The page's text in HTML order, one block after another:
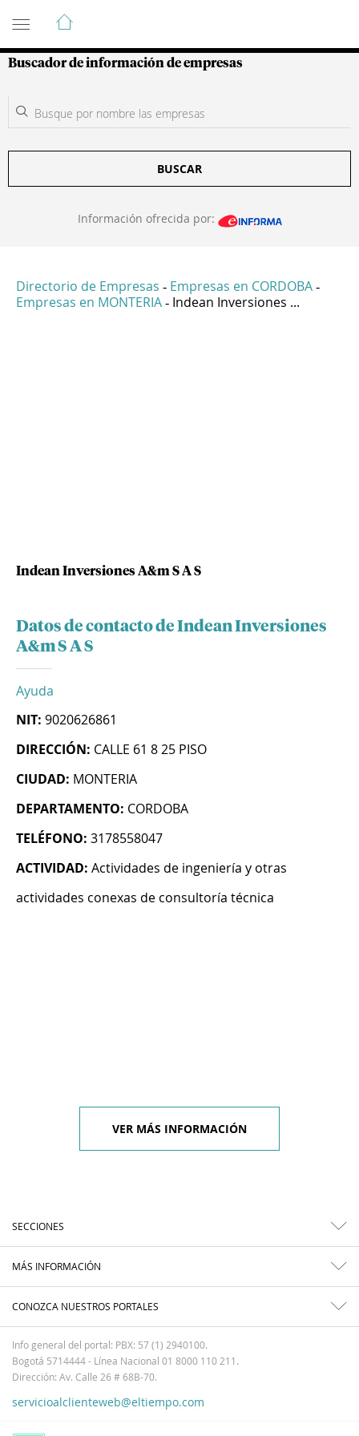
Guía de Empresas Colombianas
Buscador de información de empresas
BUSCAR
Información ofrecida por:
Directorio de Empresas - Empresas en CORDOBA -
Empresas en MONTERIA - Indean Inversiones ...
Indean Inversiones A&m S A S
Datos de contacto de Indean Inversiones
A&m S A S
Ayuda
NIT: 9020626861
DIRECCIÓN: CALLE 61 8 25 PISO
CIUDAD: MONTERIA
DEPARTAMENTO: CORDOBA
TELÉFONO: 3178558047
ACTIVIDAD: Actividades de ingeniería y otras
actividades conexas de consultoría técnica
VER MÁS INFORMACIÓN
SECCIONES
MÁS INFORMACIÓN
CONOZCA NUESTROS PORTALES
Info general del portal: PBX: 57 (1) 2940100.
Bogotá 5714444 - Línea Nacional 01 8000 110 211.
Dirección: Av. Calle 26 # 68B-70.
servicioalclienteweb@eltiempo.com